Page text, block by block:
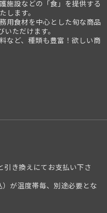
施設などの「食」を提供する
します。
用食材を中心とした旬な商品
ただけます。
など、種類も豊富！欲しい商
き換えにてお支払い下さ
が温度帯毎、別途必要とな